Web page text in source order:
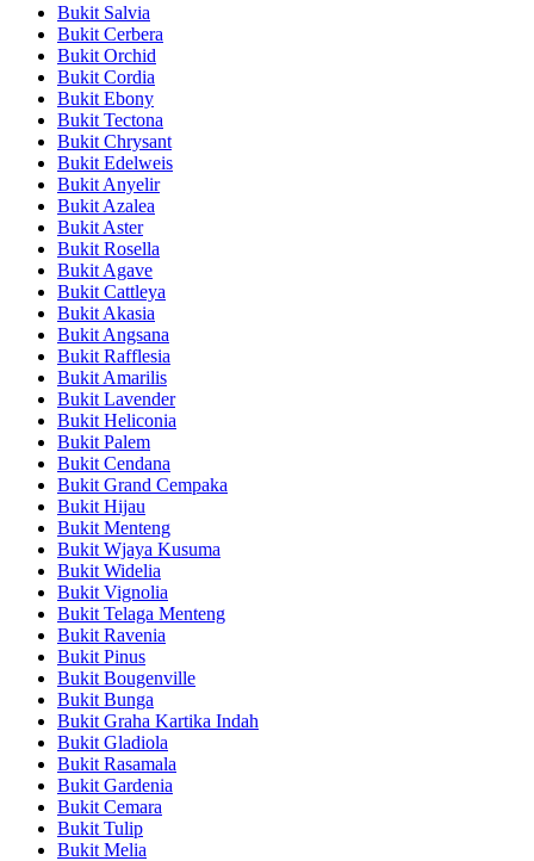
Bukit Salvia
Bukit Cerbera
Bukit Orchid
Bukit Cordia
Bukit Ebony
Bukit Tectona
Bukit Chrysant
Bukit Edelweis
Bukit Anyelir
Bukit Azalea
Bukit Aster
Bukit Rosella
Bukit Agave
Bukit Cattleya
Bukit Akasia
Bukit Angsana
Bukit Rafflesia
Bukit Amarilis
Bukit Lavender
Bukit Heliconia
Bukit Palem
Bukit Cendana
Bukit Grand Cempaka
Bukit Hijau
Bukit Menteng
Bukit Wjaya Kusuma
Bukit Widelia
Bukit Vignolia
Bukit Telaga Menteng
Bukit Ravenia
Bukit Pinus
Bukit Bougenville
Bukit Bunga
Bukit Graha Kartika Indah
Bukit Gladiola
Bukit Rasamala
Bukit Gardenia
Bukit Cemara
Bukit Tulip
Bukit Melia